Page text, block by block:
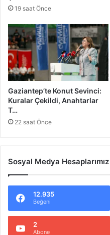
a
d
a
a
n
F
a
i
z
l
e
r
:
F
r
a
ı
19 saat Önce
Gaziantep’te Konut Sevinci:
Kuralar Çekildi, Anahtarlar
T…
22 saat Önce
Sosyal Medya Hesaplarımız
12.935
Beğeni
2
Abone